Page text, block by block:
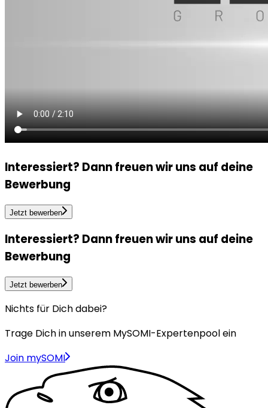
Interessiert? Dann freuen wir uns auf deine
Bewerbung
Jetzt bewerben
Interessiert? Dann freuen wir uns auf deine
Bewerbung
Jetzt bewerben
Nichts für Dich dabei?
Trage Dich in unserem MySOMI-Expertenpool ein
Join mySOMI